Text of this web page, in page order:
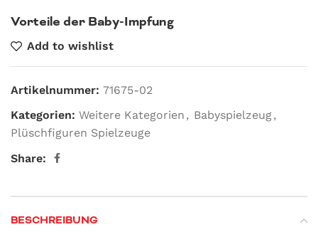
Vorteile der Baby-Impfung
Add to wishlist
Artikelnummer: 71675-02
Kategorien: Weitere Kategorien , Babyspielzeug,
Plüschfiguren Spielzeuge
Share:
BESCHREIBUNG